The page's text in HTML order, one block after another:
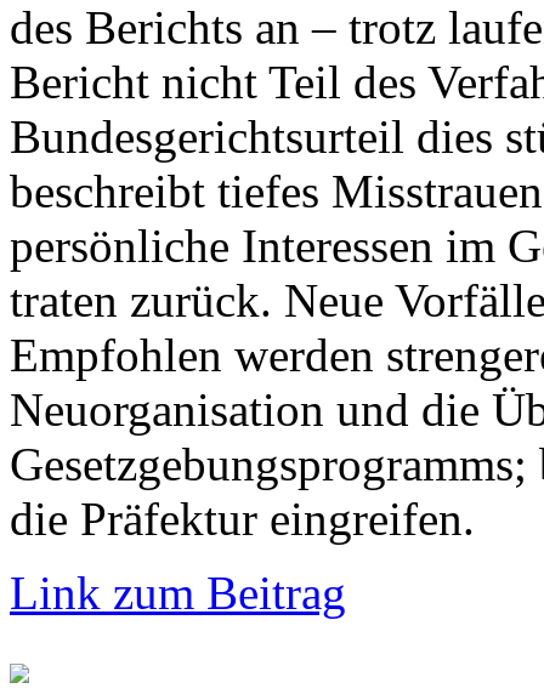
des Berichts an – trotz
Bericht nicht Teil des
Bundesgerichtsurteil dies
beschreibt tiefes
persönliche Interessen im
traten zurück. Neue
Empfohlen werden
Neuorganisation und die
die Präfektur eingreifen.
Link zum Beitrag